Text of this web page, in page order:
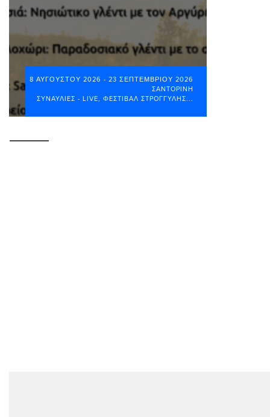
8 ΑΥΓΟΎΣΤΟΥ 2026 - 23 ΣΕΠΤΕΜΒΡΊΟΥ 2026
ΣΑΝΤΟΡΊΝΗ
ΣΥΝΑΥΛΊΕΣ - LIVE
ΦΕΣΤΙΒΆΛ ΣΤΡΟΓΓΎΛΗΣ